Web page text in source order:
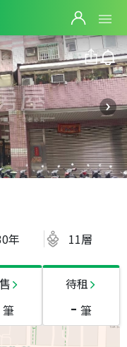
年 11層
筆
待租
- 筆